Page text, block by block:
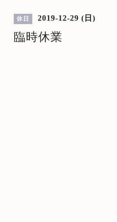
休日 2019-12-29 (日)
臨時休業